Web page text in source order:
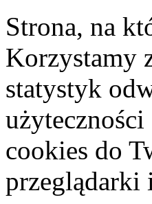
Strona, na
Korzystamy
statystyk
użyteczności
cookies do
przeglądarki